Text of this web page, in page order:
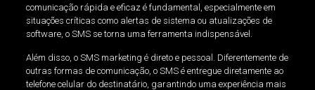
comunicação rápida e eficaz é fundamental, especialmente em
situações críticas como alertas de sistema ou atualizações de
software, o SMS se torna uma ferramenta indispensável.
Além disso, o SMS marketing é direto e pessoal. Diferentemente de
outras formas de comunicação, o SMS é entregue diretamente ao
telefone celular do destinatário, garantindo uma experiência mais